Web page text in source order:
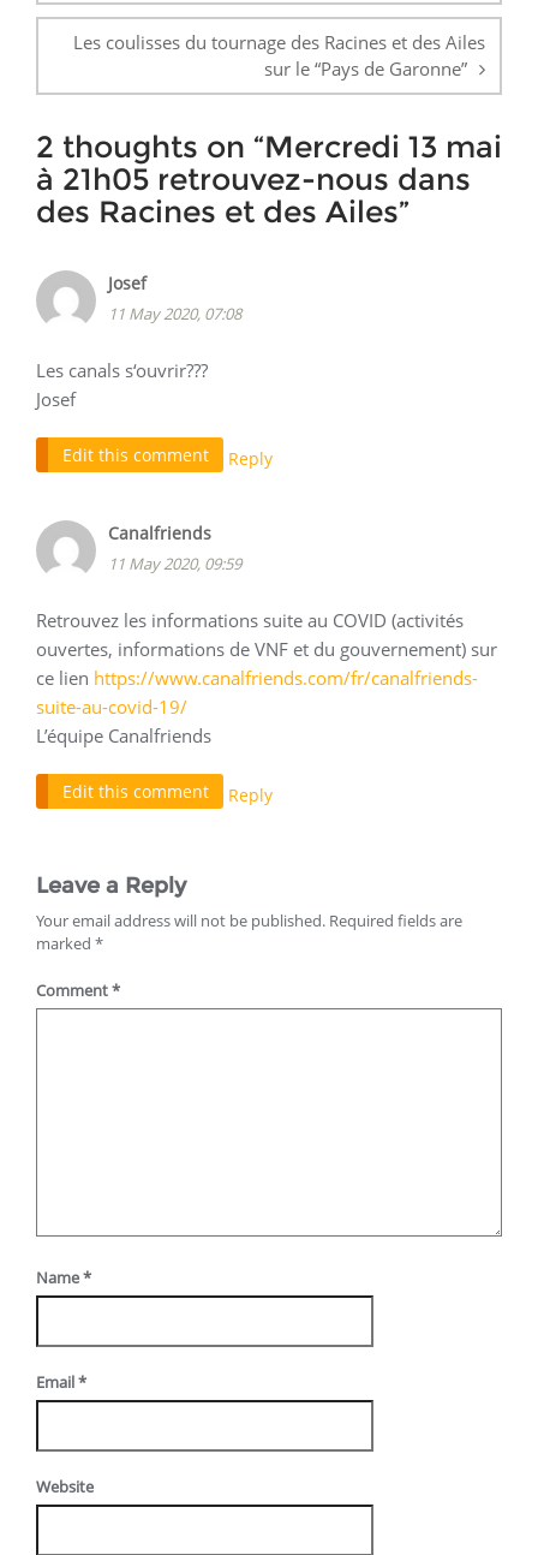
Les coulisses du tournage des Racines et des Ailes
sur le “Pays de Garonne”
2 thoughts on “Mercredi 13 mai
à 21h05 retrouvez-nous dans
des Racines et des Ailes”
Josef
11 May 2020, 07:08
Les canals s‘ouvrir???
Josef
Edit this comment Reply
Canalfriends
11 May 2020, 09:59
Retrouvez les informations suite au COVID (activités
ouvertes, informations de VNF et du gouvernement) sur
ce lien https://www.canalfriends.com/fr/canalfriends-
suite-au-covid-19/
L’équipe Canalfriends
Edit this comment Reply
Leave a Reply
Your email address will not be published. Required fields are
marked *
Comment*
Name*
Email*
Website